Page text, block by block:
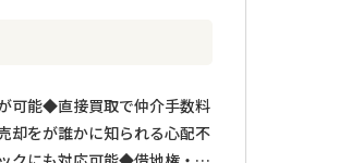
可能◆直接買取で仲介手数料
却をが誰かに知られる心配不